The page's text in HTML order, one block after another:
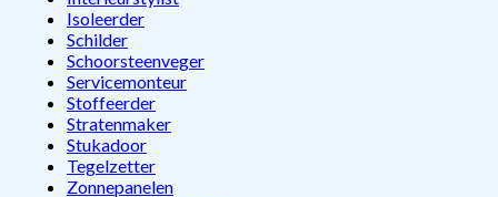
Isoleerder
Schilder
Schoorsteenveger
Servicemonteur
Stoffeerder
Stratenmaker
Stukadoor
Tegelzetter
Zonnepanelen